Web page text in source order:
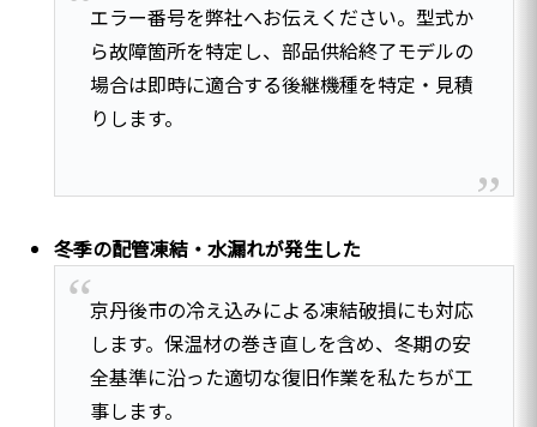
エラー番号を弊社へお伝えください。型式か
ら故障箇所を特定し、部品供給終了モデルの
場合は即時に適合する後継機種を特定・見積
りします。
冬季の配管凍結・水漏れが発生した
京丹後市の冷え込みによる凍結破損にも対応
します。保温材の巻き直しを含め、冬期の安
全基準に沿った適切な復旧作業を私たちが工
事します。